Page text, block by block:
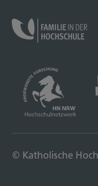
© Katholische